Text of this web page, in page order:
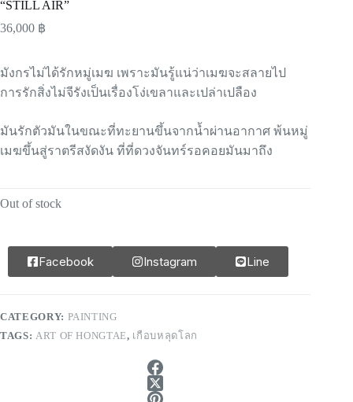
“STILL AIR”
36,000 ฿
มังกรไม่ได้รักหมู่เมฆ เพราะมันรู้แน่ว่าเมฆจะสลายไป
การรักสิ่งไม่จีรังเป็นเรื่องโง่เขลาและเปล่าเปลือง
มันรักตัวมันในขณะที่ทะยานขึ้นจากน้ำผ่านอากาศ พ้นหมู่
เมฆขึ้นสู่ราตรีสงัดงัน ที่ที่ดวงจันทร์รอคอยมันมาถึง
Out of stock
Facebook Instagram Line
CATEGORY: PAINTING
TAGS: ART OF HONGTAE, เกือบหลุดโลก